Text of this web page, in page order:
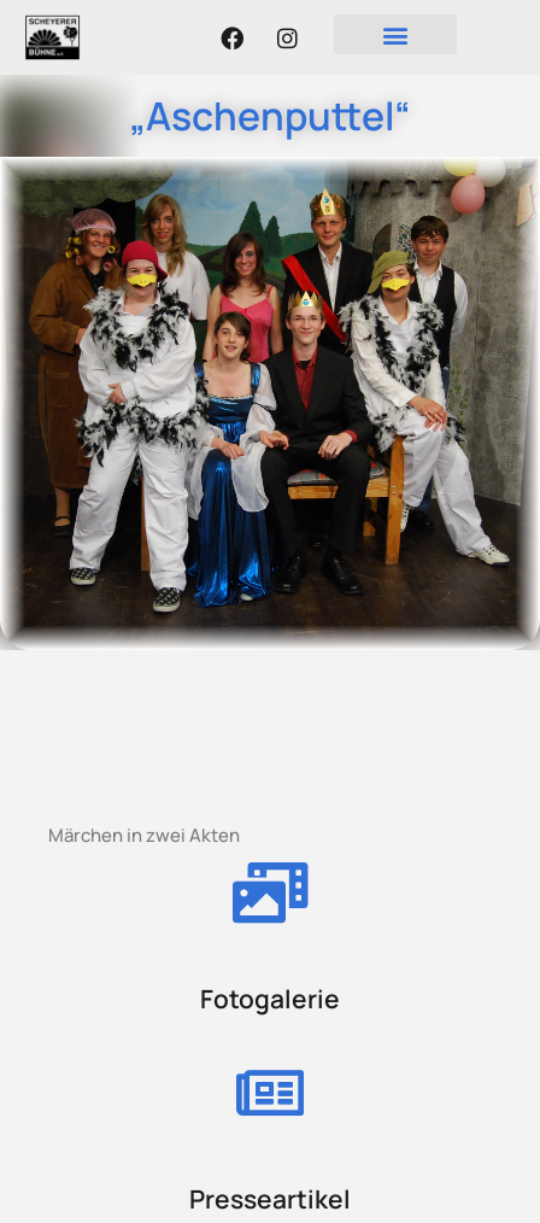
„Aschenputtel“
Märchen in zwei Akten
Fotogalerie
Presseartikel